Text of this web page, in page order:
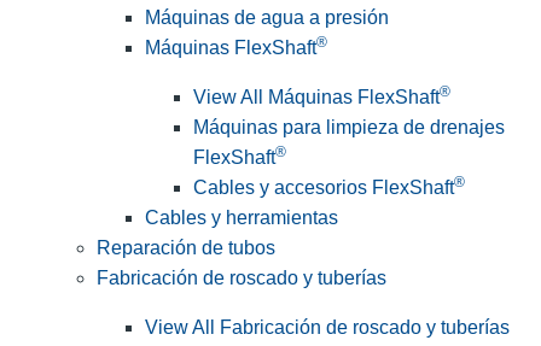
Máquinas de agua a presión
Máquinas FlexShaft®
View All Máquinas FlexShaft®
Máquinas para limpieza de drenajes
FlexShaft®
Cables y accesorios FlexShaft®
Cables y herramientas
Reparación de tubos
Fabricación de roscado y tuberías
View All Fabricación de roscado y tuberías